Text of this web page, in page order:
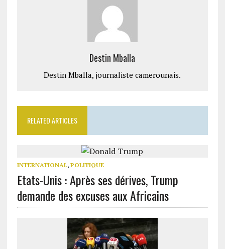
Destin Mballa
Destin Mballa, journaliste camerounais.
RELATED ARTICLES
INTERNATIONAL, POLITIQUE
Etats-Unis : Après ses dérives, Trump
demande des excuses aux Africains